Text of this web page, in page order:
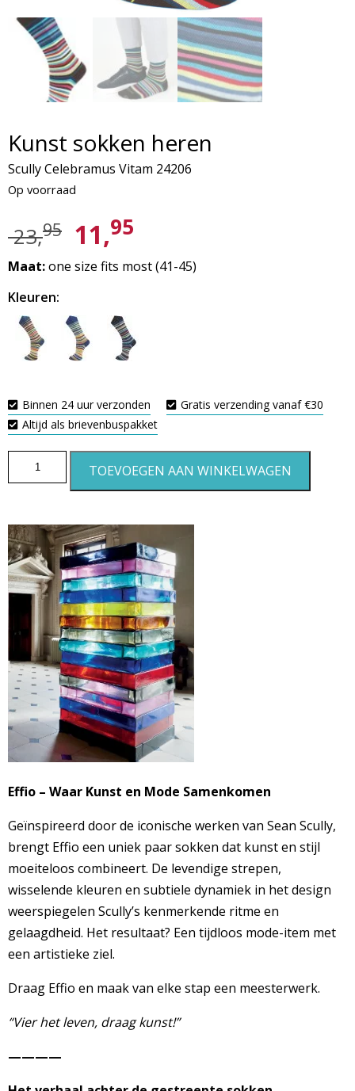
Kunst sokken heren
Scully Celebramus Vitam 24206
Op voorraad
23,95 11,95
Maat:one size fits most (41-45)
Kleuren:
Binnen 24 uur verzonden
Gratis verzending vanaf €30
Altijd als brievenbuspakket
TOEVOEGEN AAN WINKELWAGEN
Effio – Waar Kunst en Mode Samenkomen
Geïnspireerd door de iconische werken van Sean Scully,
brengt Effio een uniek paar sokken dat kunst en stijl
moeiteloos combineert. De levendige strepen,
wisselende kleuren en subtiele dynamiek in het design
weerspiegelen Scully’s kenmerkende ritme en
gelaagdheid. Het resultaat? Een tijdloos mode-item met
een artistieke ziel.
Draag Effio en maak van elke stap een meesterwerk.
“Vier het leven, draag kunst!”
————